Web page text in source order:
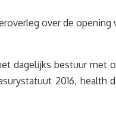
over de opening
dagelijks bestuur met
2016,